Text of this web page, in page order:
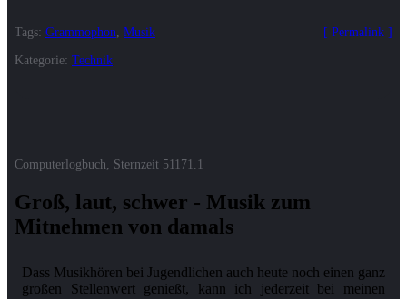
Permalink
Tags: Grammophon Musik
Kategorie: Technik
Computerlogbuch, Sternzeit 51171.1
Groß, laut, schwer - Musik zum
Mitnehmen von damals
Dass Musikhören bei Jugendlichen auch heute noch einen ganz
großen Stellenwert genießt, kann ich jederzeit bei meinen